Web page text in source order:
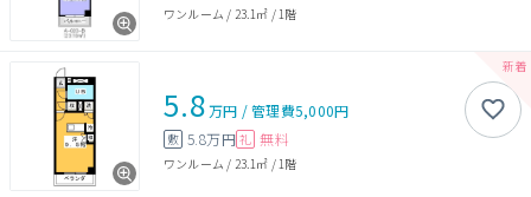
ワンルーム / 23.1㎡ / 1階
5.8万円 /管理費5,000円
敷 5.8万円 礼 無料
ワンルーム / 23.1㎡ / 1階